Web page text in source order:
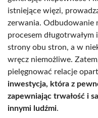
istniejące więzi,
zerwania. Odbudowanie
procesem długotrwałym
strony obu stron, a w
wręcz niemożliwe.
pielęgnować relacje
inwestycja, która z
zapewniając trwałość i
innymi ludźmi.